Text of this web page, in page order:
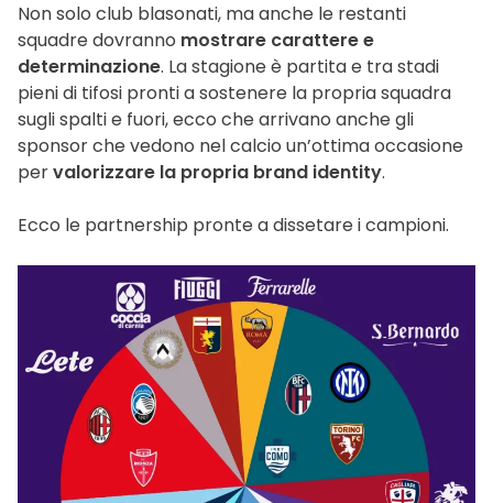
Non solo club blasonati, ma anche le restanti
squadre dovranno mostrare carattere e
determinazione. La stagione è partita e tra stadi
pieni di tifosi pronti a sostenere la propria squadra
sugli spalti e fuori, ecco che arrivano anche gli
sponsor che vedono nel calcio un’ottima occasione
pervalorizzare la propria brand identity.
Ecco le partnership pronte a dissetare i campioni.